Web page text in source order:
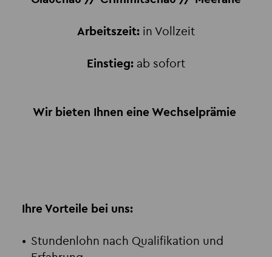
Arbeitszeit: in Vollzeit
Einstieg: ab sofort
Wir bieten Ihnen eine Wechselprämie
Ihre Vorteile bei uns:
Stundenlohn nach Qualifikation und